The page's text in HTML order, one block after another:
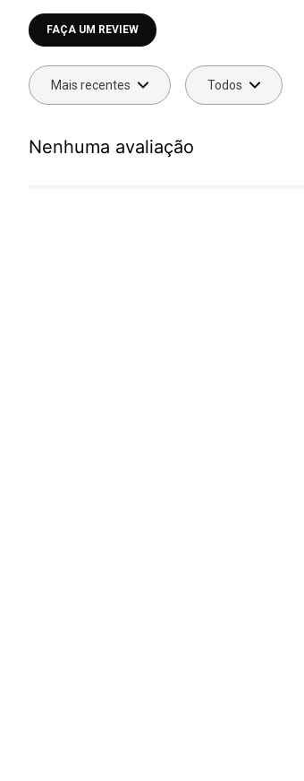
Faça login para escrever uma avaliação.
Mais recentes Todos
Nenhuma avaliação